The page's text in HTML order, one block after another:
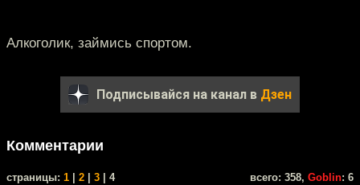
Алкоголик, займись спортом.
Подписывайся на канал в Дзен
Комментарии
cтраницы: 1 2 3 | 4 всего: 358, Goblin: 6